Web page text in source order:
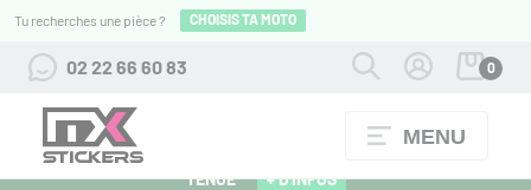
Tu recherches une pièce ? CHOISIS TA MOTO
02 22 66 60 83 0
MENU
ALPINESTARS 27 : FLOCAGE OFFERT POUR L'ACHAT D'UNE
TENUE
+ D'INFOS